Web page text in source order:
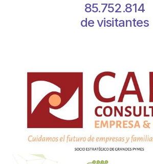
85.752.814
de visitantes